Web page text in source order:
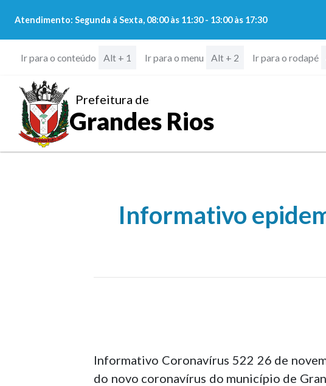
Atendimento: Segunda á Sexta, 08:00 às 11:30 - 13:00 às 17:30
Ir para o conteúdo Alt + 1 Ir para o menu Alt + 2 Ir para o rodapé
Prefeitura de
Grandes Rios
Informativo
Informativo Coronavírus 522 26 de
do novo coronavírus do município de